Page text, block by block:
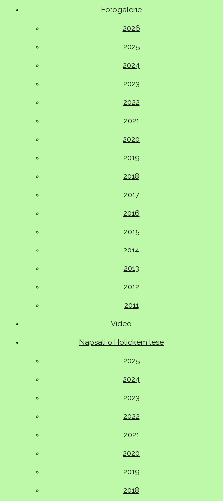
Fotogalerie
2026
2025
2024
2023
2022
2021
2020
2019
2018
2017
2016
2015
2014
2013
2012
2011
Video
Napsali o Holickém lese
2025
2024
2023
2022
2021
2020
2019
2018